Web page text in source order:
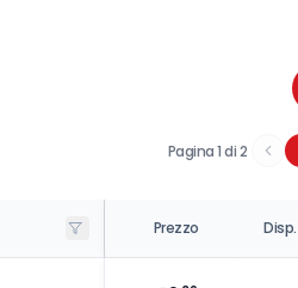
Pagina1di2
Prezzo Disp.